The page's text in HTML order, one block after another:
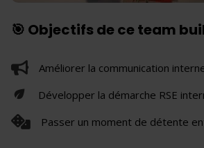
🎯 Objectifs de ce team
Améliorer la communication
Développer la démarche RSE
Passer un moment de détente